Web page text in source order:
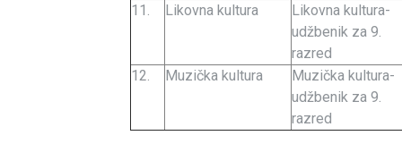
11. Likovna kultura
Likovna kultura-
udžbenik za 9.
razred
12.
Muzička kultura
Muzička kultura-
udžbenik za 9.
razred